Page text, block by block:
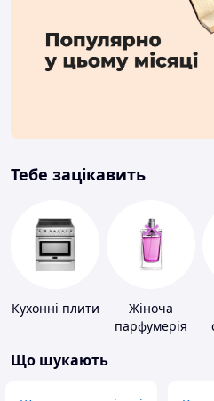
Тебе зацікавить
Кухонні плити
Жіноча
парфумерія
Що шукають